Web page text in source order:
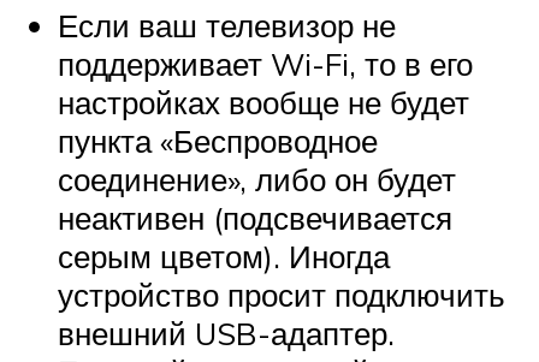
Если ваш телевизор не
поддерживает Wi-Fi, то в его
настройках вообще не будет
пункта «Беспроводное
соединение», либо он будет
неактивен (подсвечивается
серым цветом). Иногда
устройство просит подключить
внешний USB-адаптер.